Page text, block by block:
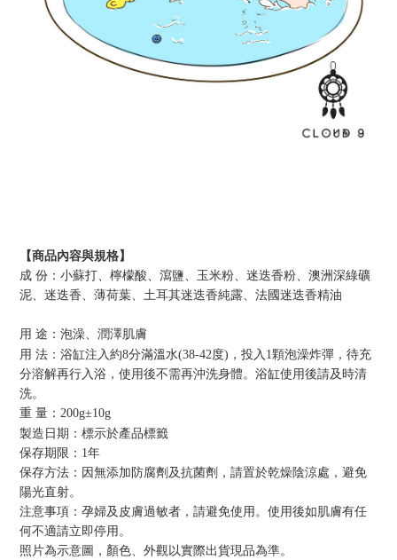
【商品內容與規格】
成 份： 小蘇打、檸檬酸、瀉鹽、玉米粉、迷迭香粉、澳洲深綠礦
泥、迷迭香、薄荷葉、 土耳其迷迭香純露、法國迷迭香精油
用 途：泡澡、潤澤肌膚
用 法： 浴缸注入約8分滿溫水(38-42度) ， 投入 1顆泡澡炸彈 ， 待充
分溶解再行入浴 ，使用後不需再沖洗身體。浴缸使用後請及時清
洗。
重 量：200g±10g
製造日期：標示於產品標籤
保存期限： 1年
保存方法： 因無添加防腐劑及抗菌劑，請置於乾燥陰涼處，避免
陽光直射。
注意事項：孕婦及皮膚過敏者，請避免使用 。 使用後如肌膚有任
何不適請立即停用。
照片為示意圖，顏色、外觀以實際出貨現品為準。